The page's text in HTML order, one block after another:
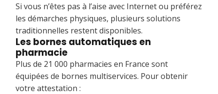
Si vous n’êtes pas à l’aise avec Internet ou préférez
les démarches physiques, plusieurs solutions
traditionnelles restent disponibles.
Les bornes automatiques en
pharmacie
Plus de 21 000 pharmacies en France sont
équipées de bornes multiservices. Pour obtenir
votre attestation :